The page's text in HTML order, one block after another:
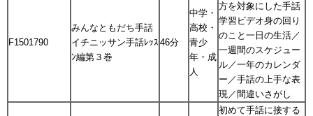
F1501790
みんなともだち手話
イチニッサン手話ﾚｯｽ
ﾝ編第３巻
46分
中学・
高校・
青少
年・成
人
方を対象にした手話
学習ビデオ身の回り
のこと一日の生活／
一週間のスケジュー
ル／一年のカレンダ
ー／手話の上手な表
現／間違いさがし
初めて手話に接する